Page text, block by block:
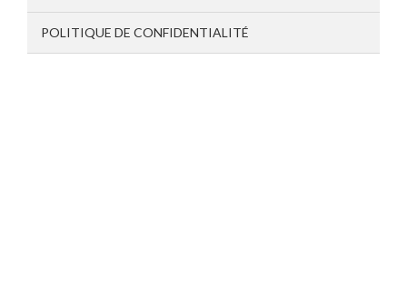
POLITIQUE DE CONFIDENTIALITÉ